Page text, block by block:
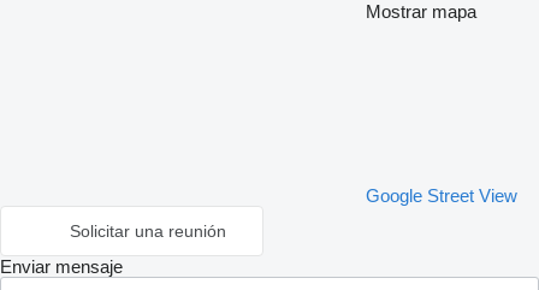
Mostrar mapa
Google Street View
Solicitar una reunión
Enviar mensaje